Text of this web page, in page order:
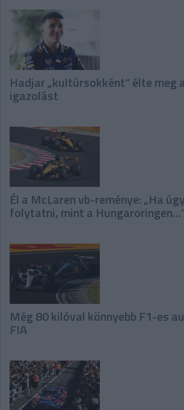
Hadjar „kultúrsokként” élte meg
igazolást
Él a McLaren vb-reménye: „Ha
folytatni, mint a
Még 80 kilóval könnyebb F1-es
FIA